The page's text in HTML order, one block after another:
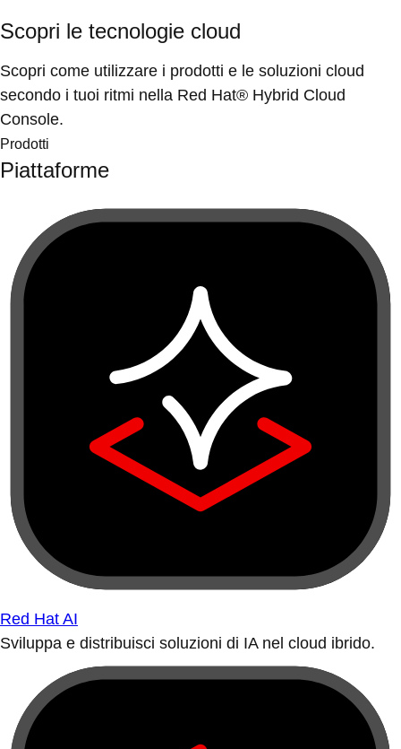
Scopri le tecnologie cloud
Scopri come utilizzare i prodotti e le soluzioni cloud
secondo i tuoi ritmi nella Red Hat® Hybrid Cloud
Console.
Prodotti
Piattaforme
Red Hat AI
Sviluppa e distribuisci soluzioni di IA nel cloud ibrido.